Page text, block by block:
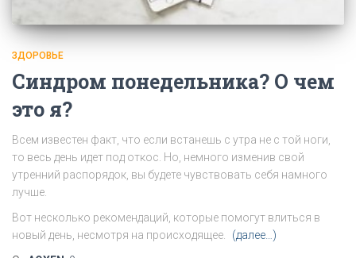
ЗДОРОВЬЕ
Синдром понедельника? О чем
это я?
Всем известен факт, что если встанешь с утра не с той ноги,
то весь день идет под откос. Но, немного изменив свой
утренний распорядок, вы будете чувствовать себя намного
лучше.
Вот несколько рекомендаций, которые помогут влиться в
новый день, несмотря на происходящее.
(далее…)